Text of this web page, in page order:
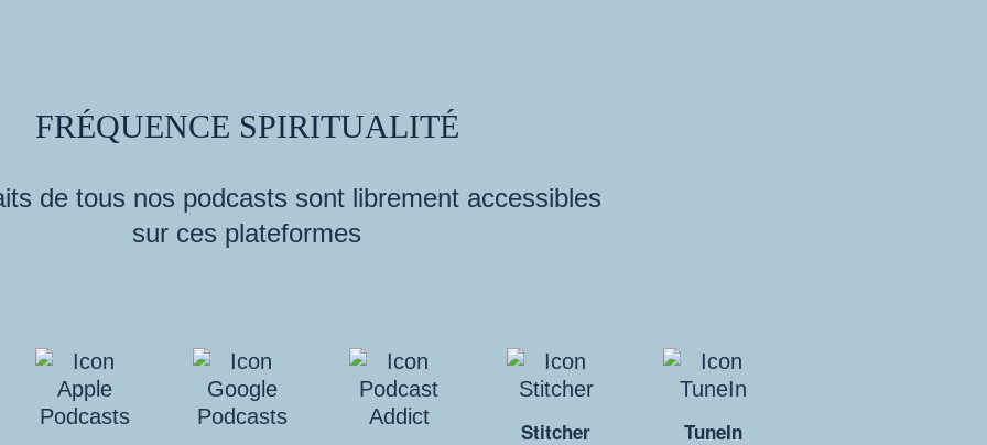
FRÉQUENCE SPIRITUALITÉ
de tous nos podcasts sont librement accessibles
sur ces plateformes
Stitcher TuneIn